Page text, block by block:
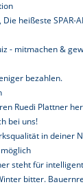
heißeste SPAR-
- mitmachen &
bezahlen.
Ruedi Plattner
bei uns!
in deiner
steht für
bitter.